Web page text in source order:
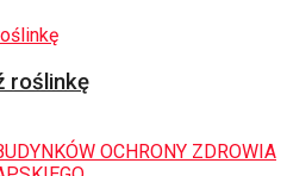
roślinkę